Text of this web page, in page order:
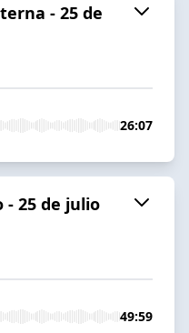
- 25 de
26:07
- 25 de julio
49:59